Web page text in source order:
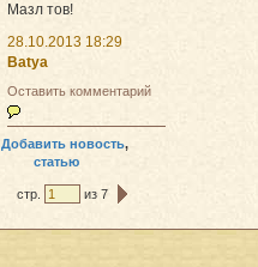
Мазл тов!
28.10.2013 18:29
Batya
Оставить комментарий
Добавить новость,
статью
стр. из 7